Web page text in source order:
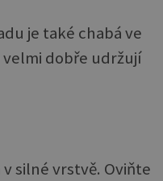
je také chabá ve
dobře udržují
silné vrstvě. Oviňte